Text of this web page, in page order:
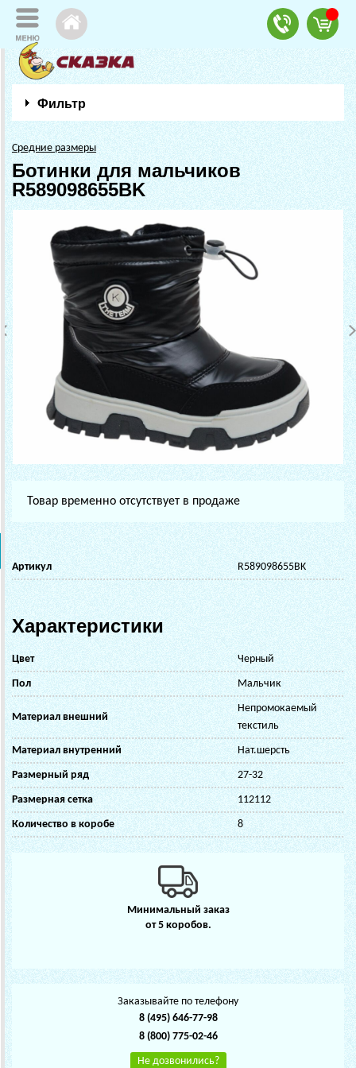
Фильтр
Средние размеры
Ботинки для мальчиков
R589098655BK
Товар временно отсутствует в продаже
Артикул R589098655BK
Характеристики
Цвет Черный
Пол Мальчик
Материал внешний
Непромокаемый
текстиль
Материал внутренний Нат.шерсть
Размерный ряд 27-32
Размерная сетка 112112
Количество в коробе 8
Минимальный заказ
от 5 коробов.
Заказывайте по телефону
8 (495) 646-77-98
8 (800) 775-02-46
Не дозвонились?